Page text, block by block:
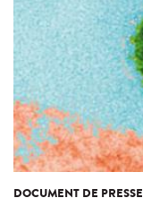
DOCUMENT DE PRESSE